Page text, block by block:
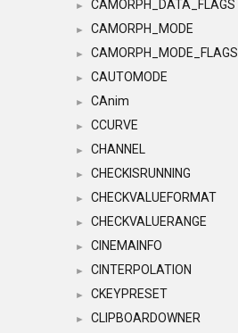
► CAMORPH_DATA_FLAGS
► CAMORPH_MODE
► CAMORPH_MODE_FLAGS
► CAUTOMODE
► CAnim
► CCURVE
► CHANNEL
► CHECKISRUNNING
► CHECKVALUEFORMAT
► CHECKVALUERANGE
► CINEMAINFO
► CINTERPOLATION
► CKEYPRESET
► CLIPBOARDOWNER